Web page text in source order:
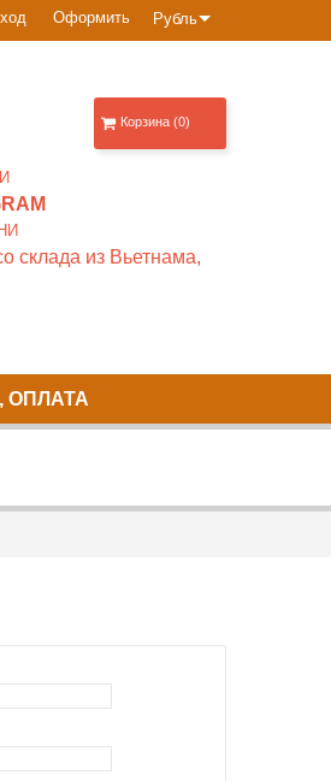
Рубль
Оформить
склада из Вьетнама,
Корзина (0)
ОПЛАТА